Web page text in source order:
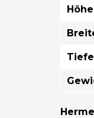
Höhe
Tiefe